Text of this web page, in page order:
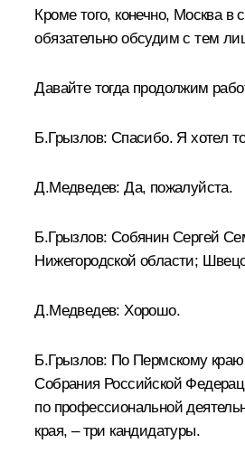
Кроме того, конечно, Москва в
обязательно обсудим с тем
Давайте тогда продолжим
Б.Грызлов: Спасибо. Я хотел
Д.Медведев: Да, пожалуйста.
Б.Грызлов: Собянин Сергей
Нижегородской области;
Д.Медведев: Хорошо.
Б.Грызлов: По Пермскому краю
Собрания Российской
по профессиональной
края, – три кандидатуры.